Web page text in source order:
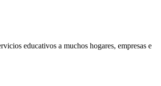
educativos a muchos hogares, empresas e